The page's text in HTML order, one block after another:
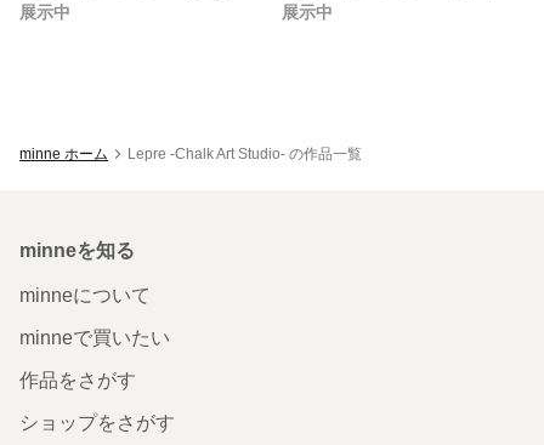
展示中
展示中
minne ホーム Lepre -Chalk Art Studio- の作品一覧
minneを知る
minneについて
minneで買いたい
作品をさがす
ショップをさがす